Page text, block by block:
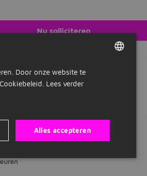
Nu solliciteren
Solliciteer op de website van de werkgever
in je inbox?
Door onze website te
Lees verder
Alles accepteren